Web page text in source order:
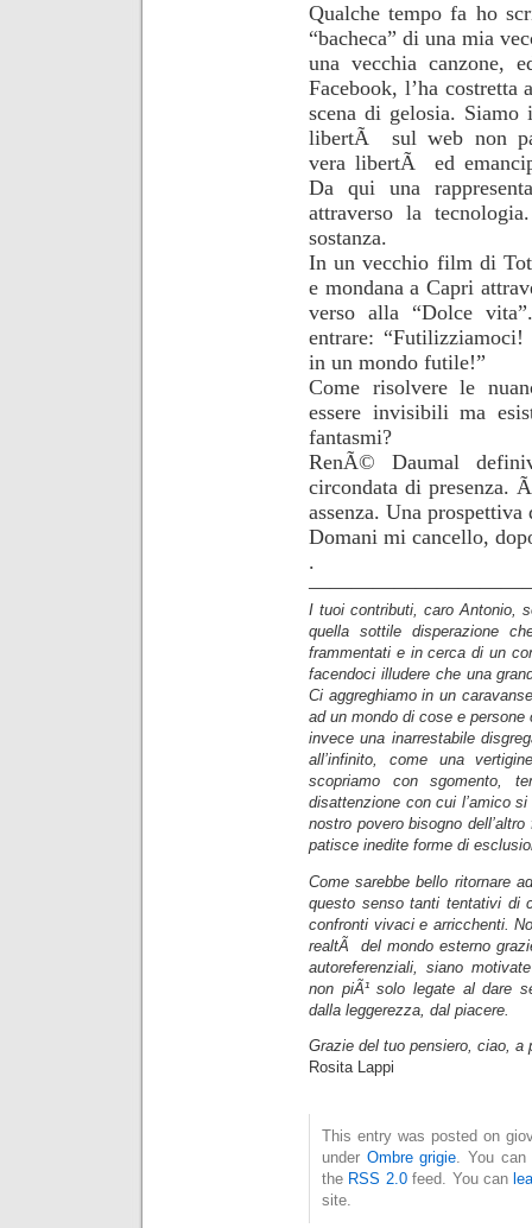
Qualche tempo fa ho
“bacheca” di una mia
una vecchia canzone,
Facebook, l’ha costretta
scena di gelosia.
libertÃ sul web non
vera libertÃ ed
Da qui una
attraverso la
sostanza.
In un vecchio film di
e mondana a Capri
verso alla “Dolce
entrare:
in un mondo futile!”
Come risolvere le
essere invisibili ma
fantasmi?
RenÃ© Daumal
circondata di presenza.
assenza. Una
Domani mi cancello,
.
I tuoi contributi, caro Antonio,
quella sottile disperazione
frammentati e in cerca di un
facendoci illudere che una
Ci aggreghiamo in un
ad un mondo di cose e
invece una inarrestabile
all’infinito, come una
scopriamo con sgomento,
disattenzione con cui l’amico
nostro povero bisogno
patisce inedite forme di
Come sarebbe bello ritornare
questo senso tanti tentativi di
confronti vivaci e arricchenti.
realtÃ del mondo esterno
autoreferenziali, siano
non piÃ¹ solo legate al dare
dalla leggerezza, dal piacere.
Grazie del tuo pensiero, ciao, a
Rosita Lappi
This entry was posted on
under Ombre grigie. You can
the RSS 2.0feed. You can
site.